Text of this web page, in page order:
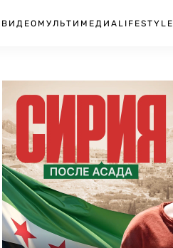
ВИДЕО МУЛЬТИМЕДИА LIFESTYLE